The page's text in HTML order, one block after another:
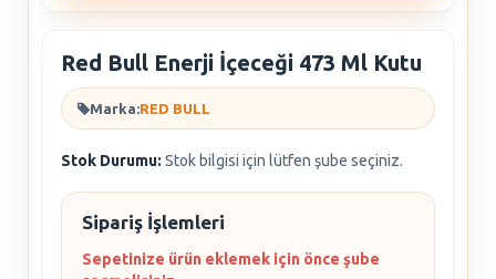
Red Bull Enerji İçeceği 473 Ml Kutu
Marka:RED BULL
Stok Durumu: Stok bilgisi için lütfen şube seçiniz.
Sipariş İşlemleri
Sepetinize ürün eklemek için önce şube